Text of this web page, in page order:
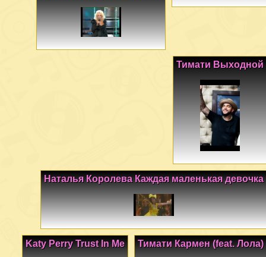
Тимати Выходной
Наталья Королева Каждая маленькая девочка
Тимати Кармен (feat. Лола)
Katy Perry Trust In Me